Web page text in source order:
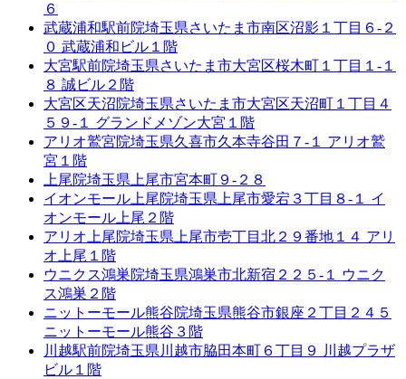
６
武蔵浦和駅前院埼玉県さいたま市南区沼影１丁目６-２
０ 武蔵浦和ビル１階
大宮駅前院埼玉県さいたま市大宮区桜木町１丁目１-１
８ 誠ビル２階
大宮区天沼院埼玉県さいたま市大宮区天沼町１丁目４
５９-１ グランドメゾン大宮１階
アリオ鷲宮院埼玉県久喜市久本寺谷田７-１ アリオ鷲
宮１階
上尾院埼玉県上尾市宮本町９-２８
イオンモール上尾院埼玉県上尾市愛宕３丁目８-１ イ
オンモール上尾２階
アリオ上尾院埼玉県上尾市壱丁目北２９番地１４ アリ
オ上尾１階
ウニクス鴻巣院埼玉県鴻巣市北新宿２２５-１ ウニク
ス鴻巣２階
ニットーモール熊谷院埼玉県熊谷市銀座２丁目２４５
ニットーモール熊谷３階
川越駅前院埼玉県川越市脇田本町６丁目９ 川越プラザ
ビル１階